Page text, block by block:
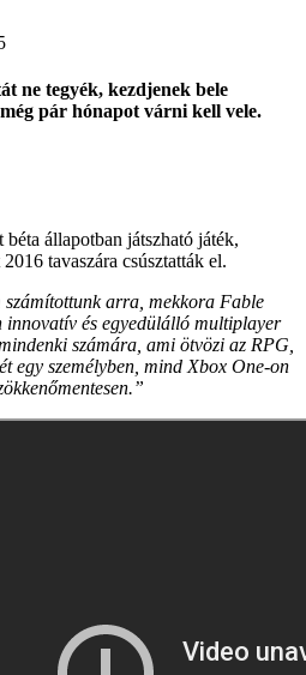
ne tegyék, kezdjenek bele
pár hónapot várni kell vele.
állapotban játszható játék,
tavaszára csúsztatták el.
számítottunk arra, mekkora Fable
innovatív és egyedülálló multiplayer
számára, ami ötvözi az RPG,
egy személyben, mind Xbox One-on